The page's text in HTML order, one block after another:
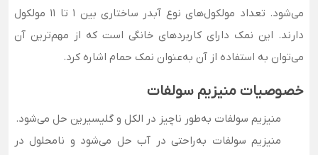
می‌شود. تعداد مولکول‌های نوع آبدر ساختاری بین ۱ تا ۱۱ مولکول
دارند. این نمک دارای کاربردهای خانگی است که از مهم‌ترین آن
می‌توان به استفاده از آن به‌عنوان نمک حمام اشاره کرد.
خصوصیات منیزیم سولفات
منیزیم سولفات به‌طور ناچیز در الکل و گلیسیرین حل می‌شود.
منیزیم سولفات به‌راحتی در آب حل می‌شود و نامحلول در